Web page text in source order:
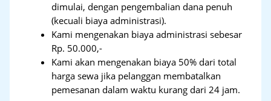
dimulai, dengan pengembalian dana penuh
(kecuali biaya administrasi).
Kami mengenakan biaya administrasi sebesar
Rp. 50.000,-
Kami akan mengenakan biaya 50% dari total
harga sewa jika pelanggan membatalkan
pemesanan dalam waktu kurang dari 24 jam.